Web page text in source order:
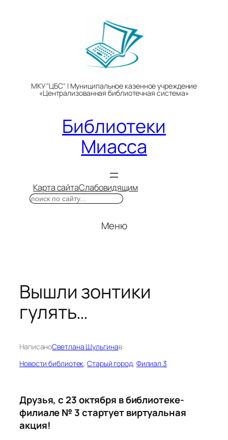
МКУ "ЦБС" | Муниципальное казенное учреждение
«Централизованная библиотечная система»
Библиотеки
Миасса
Карта сайтаСлабовидящим
Поиск
Меню
Вышли зонтики
гулять…
НаписаноСветлана Шульгинав
Новости библиотек, Старый город, Филиал 3
Друзья, с 23 октября в библиотеке-
филиале № 3 стартует виртуальная
акция!